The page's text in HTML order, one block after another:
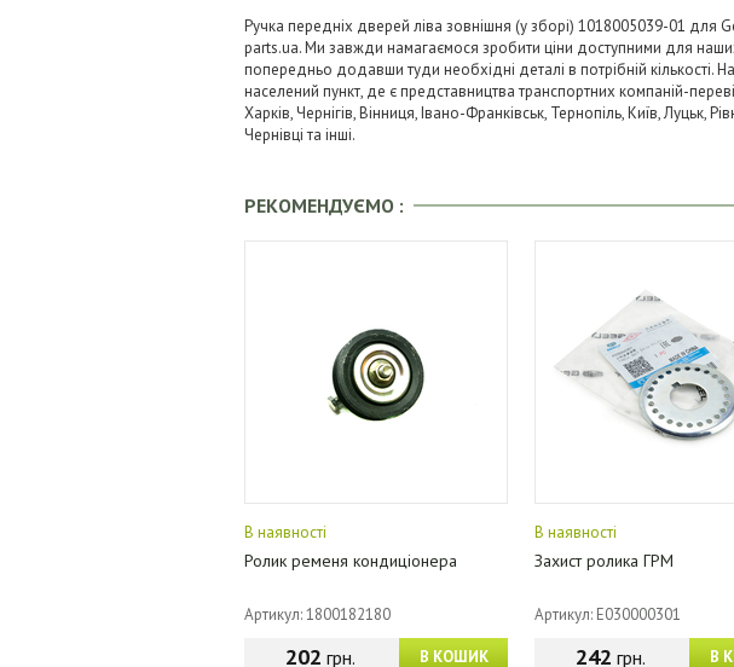
Ручка передніх дверей ліва зовнішня (у зборі) 1018005039-01 для
parts.ua. Ми завжди намагаємося зробити ціни доступними для
попередньо додавши туди необхідні деталі в потрібній кількості.
населений пункт, де є представництва транспортних компаній-
Харків, Чернігів, Вінниця, Івано-Франківськ, Тернопіль, Київ,
Чернівці та інші.
РЕКОМЕНДУЄМО :
В наявності
Ролик ременя кондиціонера
Артикул: 1800182180
В КОШИК
202 грн.
В наявності
Захист ролика ГРМ
Артикул: E030000301
В
242 грн.